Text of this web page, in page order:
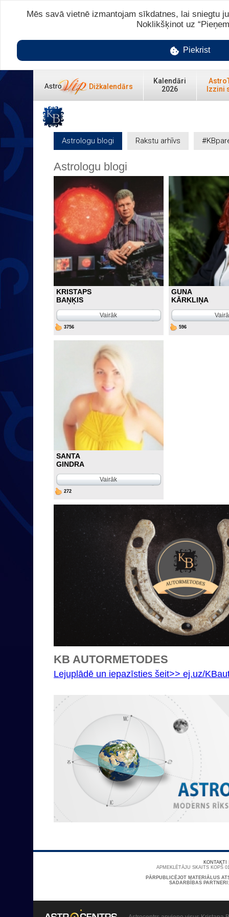
Dižkalendārs
Kalendāri
2026
Izzini
Astrologu blogi Rakstu arhīvs
Astrologu blogi
KRISTAPS
BAŅĶIS
Vairāk
3756
GUNA
KĀRKLIŅA
596
SANTA
GINDRA
Vairāk
272
KB AUTORMETODES
Lejuplādē un iepazīsties šeit>> ej.uz/
KONTAKTI
APMEKLĒTĀJU SKAITS KOPŠ
PĀRPUBLICĒJOT MATERIĀLUS
SADARBĪBAS
Mēs savā vietnē izmantojam sīkdatnes, lai sniegtu
Noklikšķinot uz
Piekrist